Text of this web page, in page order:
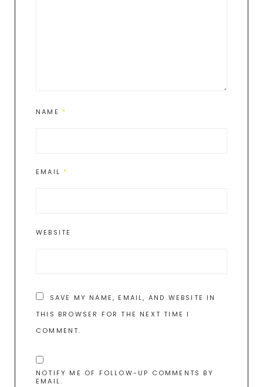
NAME *
EMAIL *
WEBSITE
SAVE MY NAME, EMAIL, AND WEBSITE IN
THIS BROWSER FOR THE NEXT TIME I
COMMENT.
NOTIFY ME OF FOLLOW-UP COMMENTS BY
EMAIL.